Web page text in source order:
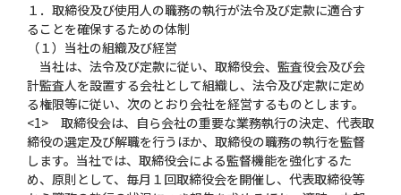
１．取締役及び使用人の職務の執行が法令及び定款に適合す
ることを確保するための体制
（１）当社の組織及び経営
当社は、法令及び定款に従い、取締役会、監査役会及び会
計監査人を設置する会社として組織し、法令及び定款に定め
る権限等に従い、次のとおり会社を経営するものとします。
<1> 取締役会は、自ら会社の重要な業務執行の決定、代表取
締役の選定及び解職を行うほか、取締役の職務の執行を監督
します。当社では、取締役会による監督機能を強化するた
め、原則として、毎月１回取締役会を開催し、代表取締役等